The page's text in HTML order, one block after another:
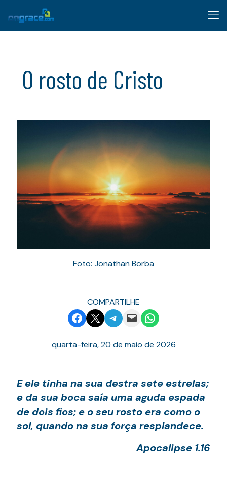
O rosto de Cristo
Foto: Jonathan Borba
COMPARTILHE
Share on Facebook
Email this PageShare on Telegram
Email this PageShare on WhatsApp
quarta-feira, 20 de maio de 2026
E ele tinha na sua destra sete estrelas;
e da sua boca saía uma aguda espada
de dois fios; e o seu rosto era como o
sol, quando na sua força resplandece.
Apocalipse 1.16